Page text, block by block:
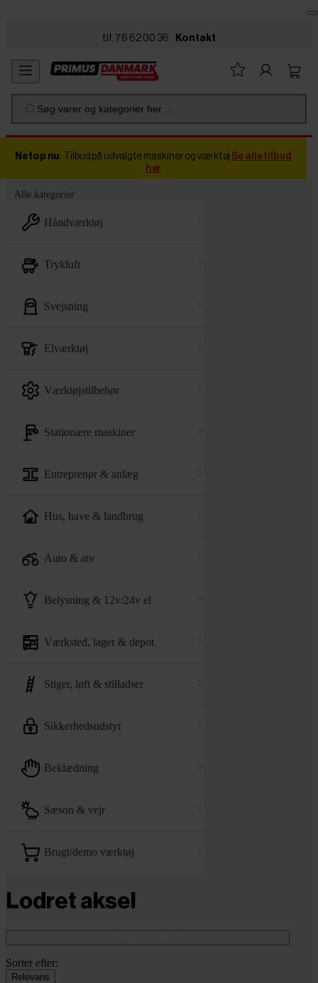
tlf. 76 62 00 36 Kontakt
Søg varer og kategorier her ...
Netop nu: Tilbud på udvalgte maskiner og værktøj Se alle tilbud
her
Alle kategorier
håndværktøj
trykluft
svejsning
elværktøj
værktøjstilbehør
stationære maskiner
entreprenør & anlæg
hus, have & landbrug
auto & atv
belysning & 12v/24v el
værksted, lager & depot
stiger, løft & stilladser
sikkerhedsudstyr
beklædning
sæson & vejr
brugt/demo værktøj
Lodret aksel
Sorter efter:
Relevans